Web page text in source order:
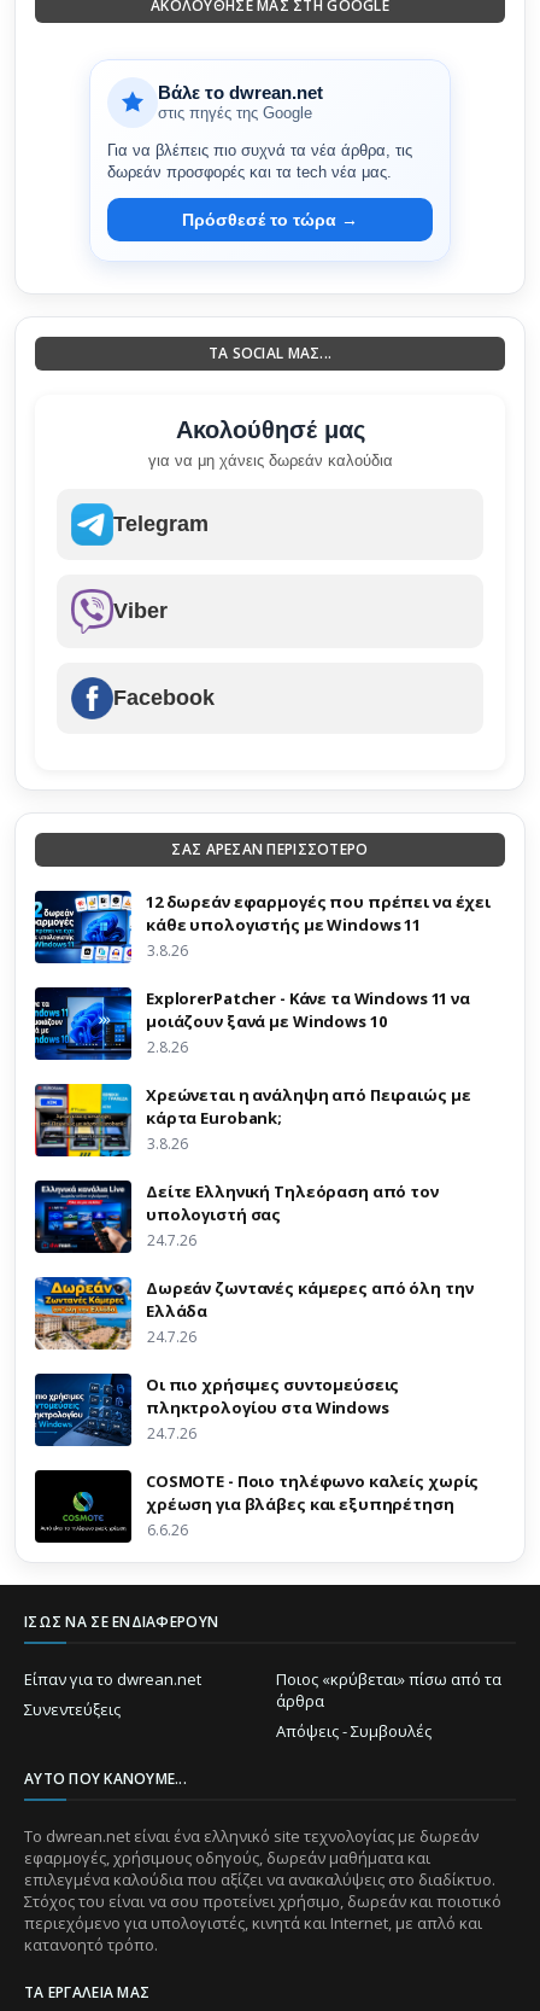
ΑΚΟΛΟΎΘΗΣΈ ΜΑΣ ΣΤΗ GOOGLE
Βάλε το dwrean.net
στις πηγές της Google
Για να βλέπεις πιο συχνά τα νέα άρθρα, τις
δωρεάν προσφορές και τα tech νέα μας.
Πρόσθεσέ το τώρα →
ΤΑ SOCIAL ΜΑΣ...
Ακολούθησέ μας
για να μη χάνεις δωρεάν καλούδια
Telegram
Viber
Facebook
ΣΑΣ ΑΡΕΣΑΝ ΠΕΡΙΣΣΟΤΕΡΟ
12 δωρεάν εφαρμογές που πρέπει να έχει
κάθε υπολογιστής με Windows 11
3.8.26
ExplorerPatcher - Κάνε τα Windows 11 να
μοιάζουν ξανά με Windows 10
2.8.26
Χρεώνεται η ανάληψη από Πειραιώς με
κάρτα Eurobank;
3.8.26
Δείτε Ελληνική Τηλεόραση από τον
υπολογιστή σας
24.7.26
Δωρεάν ζωντανές κάμερες από όλη την
Ελλάδα
24.7.26
Οι πιο χρήσιμες συντομεύσεις
πληκτρολογίου στα Windows
24.7.26
COSMOTE - Ποιο τηλέφωνο καλείς χωρίς
χρέωση για βλάβες και εξυπηρέτηση
6.6.26
ΊΣΩΣ ΝΑ ΣΕ ΕΝΔΙΑΦΈΡΟΥΝ
Είπαν για το dwrean.net
Ποιος «κρύβεται» πίσω από τα
άρθρα
Συνεντεύξεις
Απόψεις - Συμβουλές
ΑΥΤΌ ΠΟΥ ΚΆΝΟΥΜΕ...
Το dwrean.net είναι ένα ελληνικό site τεχνολογίας με δωρεάν
εφαρμογές, χρήσιμους οδηγούς, δωρεάν μαθήματα και
επιλεγμένα καλούδια που αξίζει να ανακαλύψεις στο διαδίκτυο.
Στόχος του είναι να σου προτείνει χρήσιμο, δωρεάν και ποιοτικό
περιεχόμενο για υπολογιστές, κινητά και Internet, με απλό και
κατανοητό τρόπο.
ΤΑ ΕΡΓΑΛΕΊΑ ΜΑΣ